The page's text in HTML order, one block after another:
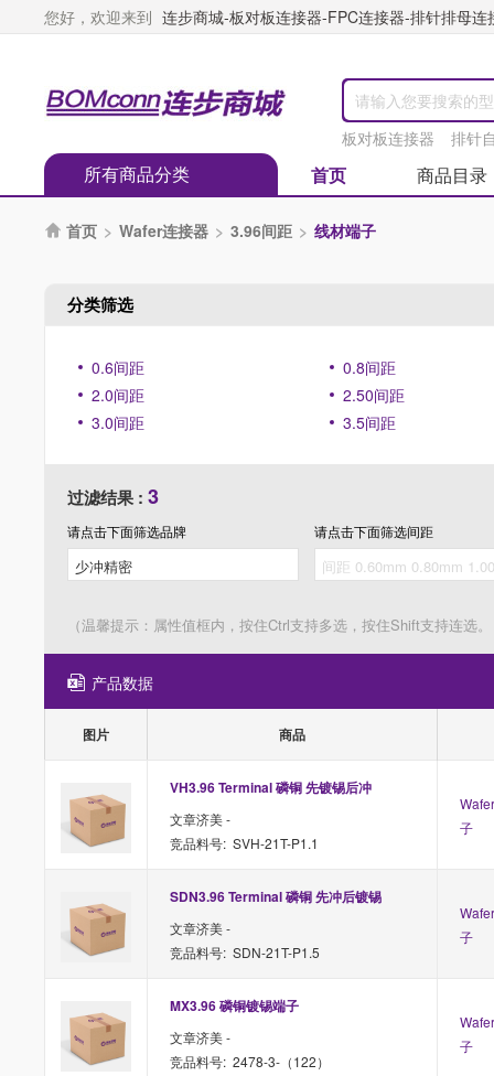
您好，欢迎来到 连步商城-板对板连接器-FPC连接器-排针排母
板对板连接器 排针
所有商品分类 首页 商品目录
 首页 > Wafer连接器 > 3.96间距 > 线材端子
分类筛选
0.6间距
0.8间距
2.0间距
2.50间距
3.0间距
3.5间距
过滤结果 : 3
请点击下面筛选品牌 请点击下面筛选间距
（温馨提示：属性值框内，按住Ctrl支持多选，按住Shift支持连选
产品数据
图片 商品
VH3.96 Terminal 磷铜 先镀锡后冲
文章济美 -
竞品料号: SVH-21T-P1.1
子
SDN3.96 Terminal 磷铜 先冲后镀锡
文章济美 -
竞品料号: SDN-21T-P1.5
子
MX3.96 磷铜镀锡端子
文章济美 -
竞品料号: 2478-3-（122）
子